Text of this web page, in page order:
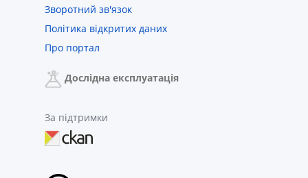
Зворотний зв'язок
Політика відкритих даних
Про портал
Дослідна експлуатація
За підтримки